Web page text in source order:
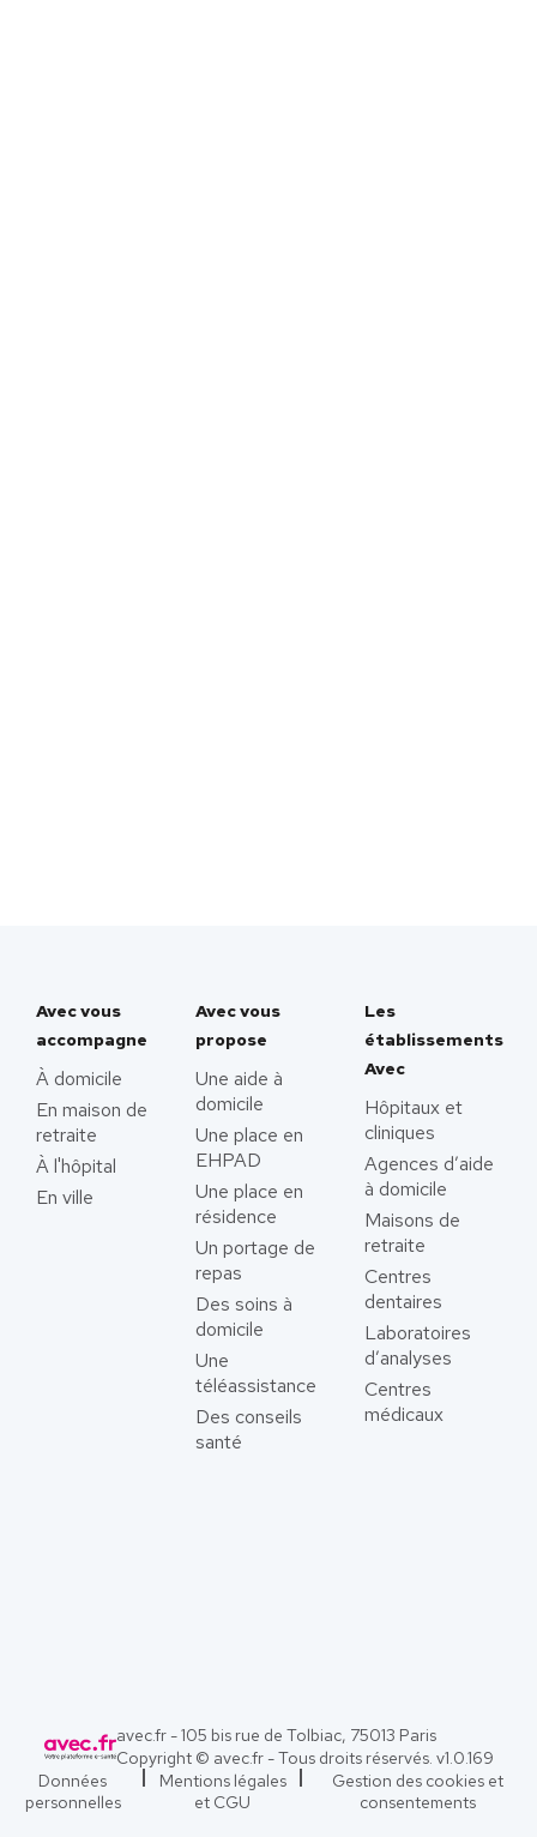
Avec vous
accompagne
À domicile
En maison de
retraite
À l'hôpital
En ville
Avec vous
propose
Une aide à
domicile
Une place en
EHPAD
Une place en
résidence
Un portage de
repas
Des soins à
domicile
Une
téléassistance
Des conseils
santé
Les
établissements
Avec
Hôpitaux et
cliniques
Agences d’aide
à domicile
Maisons de
retraite
Centres
dentaires
Laboratoires
d’analyses
Centres
médicaux
avec.fr - 105 bis rue de Tolbiac, 75013 Paris
Copyright © avec.fr - Tous droits réservés. v1.0.169
Données
personnelles
Mentions légales
et CGU
Gestion des cookies et
consentements